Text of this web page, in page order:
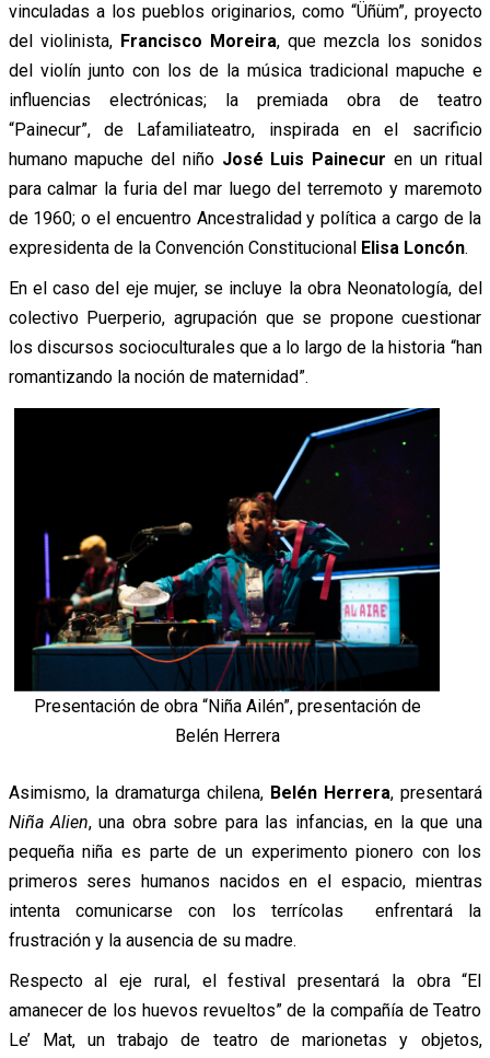
vinculadas a los pueblos originarios, como “Üñüm”, proyecto
del violinista, Francisco Moreira, que mezcla los sonidos
del violín junto con los de la música tradicional mapuche e
influencias electrónicas; la premiada obra de teatro
“Painecur”, de Lafamiliateatro, inspirada en el sacrificio
humano mapuche del niño José Luis Painecur en un ritual
para calmar la furia del mar luego del terremoto y maremoto
de 1960; o el encuentro Ancestralidad y política a cargo de la
expresidenta de la Convención Constitucional Elisa Loncón.
En el caso del eje mujer, se incluye la obra Neonatología, del
colectivo Puerperio, agrupación que se propone cuestionar
los discursos socioculturales que a lo largo de la historia “han
romantizando la noción de maternidad”.
Presentación de obra “Niña Ailén”, presentación de
Belén Herrera
Asimismo, la dramaturga chilena, Belén Herrera, presentará
Niña Alien, una obra sobre para las infancias, en la que una
pequeña niña es parte de un experimento pionero con los
primeros seres humanos nacidos en el espacio, mientras
intenta comunicarse con los terrícolas enfrentará la
frustración y la ausencia de su madre.
Respecto al eje rural, el festival presentará la obra “El
amanecer de los huevos revueltos” de la compañía de Teatro
Le’ Mat, un trabajo de teatro de marionetas y objetos,